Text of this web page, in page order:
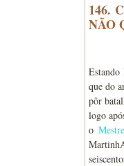
146.
NÃO
que do
pôr
logo
o